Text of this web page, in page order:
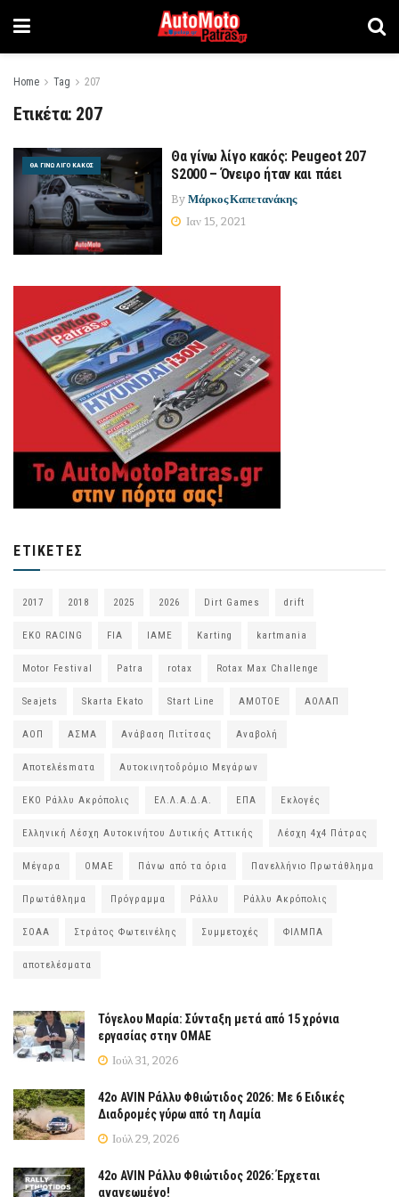
Home Tag 207
Ετικέτα: 207
ΘΑ ΓΊΝΩ ΛΊΓΟ ΚΑΚΌΣ
Θα γίνω λίγο κακός: Peugeot 207
S2000 – Όνειρο ήταν και πάει
By Μάρκος Καπετανάκης
Ιαν 15, 2021
ΕΤΙΚΈΤΕΣ
2017 2018 2025 2026 Dirt Games drift
EKO RACING FIA IAME Karting kartmania
Motor Festival Patra rotax Rotax Max Challenge
Seajets Skarta Ekato Start Line ΑΜΟΤΟΕ ΑΟΛΑΠ
ΑΟΠ ΑΣΜΑ Ανάβαση Πιτίτσας Αναβολή
Αποτελέsmατα Αυτοκινητοδρόμιο Μεγάρων
ΕΚΟ Ράλλυ Ακρόπολις ΕΛ.Λ.Α.Δ.Α. ΕΠΑ Εκλογές
Ελληνική Λέσχη Αυτοκινήτου Δυτικής Αττικής Λέσχη 4χ4 Πάτρας
Μέγαρα ΟΜΑΕ Πάνω από τα όρια Πανελλήνιο Πρωτάθλημα
Πρωτάθλημα Πρόγραμμα Ράλλυ Ράλλυ Ακρόπολις
ΣΟΑΑ Στράτος Φωτεινέλης Συμμετοχές ΦΙΛΜΠΑ
αποτελέσματα
Τόγελου Μαρία: Σύνταξη μετά από 15 χρόνια
εργασίας στην ΟΜΑΕ
Ιούλ 31, 2026
42ο AVIN Ράλλυ Φθιώτιδος 2026: Με 6 Ειδικές
Διαδρομές γύρω από τη Λαμία
Ιούλ 29, 2026
42ο AVIN Ράλλυ Φθιώτιδος 2026: Έρχεται
ανανεωμένο!